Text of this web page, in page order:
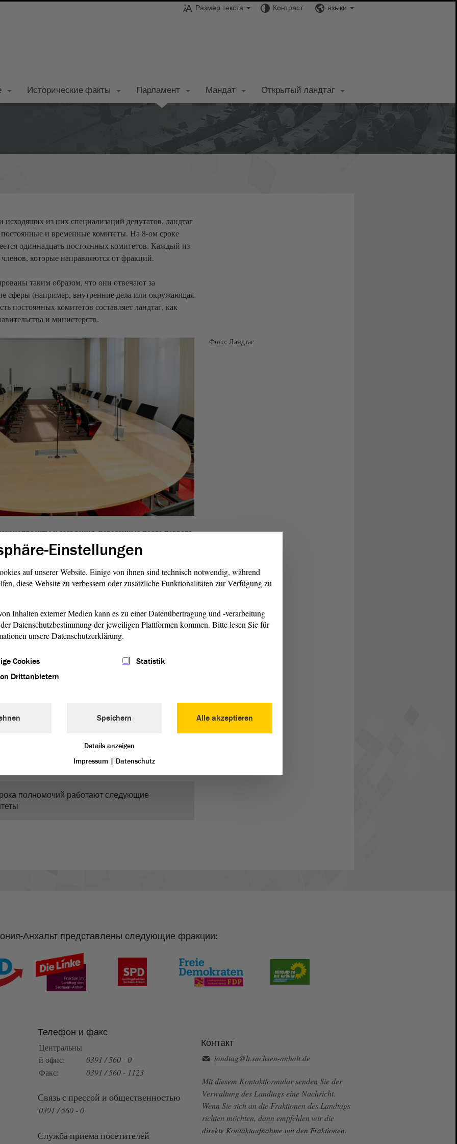
Размер текста Контраст языки
Исторические факты Парламент Мандат Открытый ландтаг
из них специализаций депутатов, ландтаг
постоянные и временные комитеты. На 8-ом сроке
одиннадцать постоянных комитетов. Каждый из
которые направляются от фракций.
таким образом, что они отвечают за
сферы (например, внутренние дела или окружающая
постоянных комитетов составляет ландтаг, как
и министерств.
Фото: Ландтаг
и заявления, переданные после первого
экспертным комитетам. То, что экспертное
несколько месяцев, является реалистической
является детальное и компетентное
или заявления. Для этого на слушаниях выступают
рекомендация резолюции для пленарного
пытаются достичь консенсоспособного
открытые заседания. Для обеспечения
общественность влияния на формирование
прозрачности на пути к решениям, комитеты
на законопроекты, но и действуют посредством
вопросов на рассмотрение. Таким образом, они
пленарного заседания заниматься делами,
Выносить рекомендацию резолюции для
они конечно не могут.
полномочий работают следующие
Анхальт представлены следующие фракции:
Телефон и факс
Центральны
й офис:
0391 / 560 - 0
Факс:
0391 / 560 - 1123
Связь с прессой и общественностью
0391 / 560 - 0
Служба приема посетителей
Контакт
landtag@lt.sachsen-anhalt.de
Mit diesem Kontaktformular senden Sie der
Verwaltung des Landtags eine Nachricht.
Wenn Sie sich an die Fraktionen des Landtags
richten möchten, dann empfehlen wir die
direkte Kontaktaufnahme mit den Fraktionen.
Einstellungen
auf unserer Website. Einige von ihnen sind technisch notwendig, während
diese Website zu verbessern oder zusätzliche Funktionalitäten zur Verfügung zu
Inhalten externer Medien kann es zu einer Datenübertragung und -verarbeitung
Datenschutzbestimmung der jeweiligen Plattformen kommen. Bitte lesen Sie für
unsere Datenschutzerklärung.
Cookies
Statistik
Drittanbietern
Alle akzeptieren
Speichern
Details anzeigen
Impressum | Datenschutz